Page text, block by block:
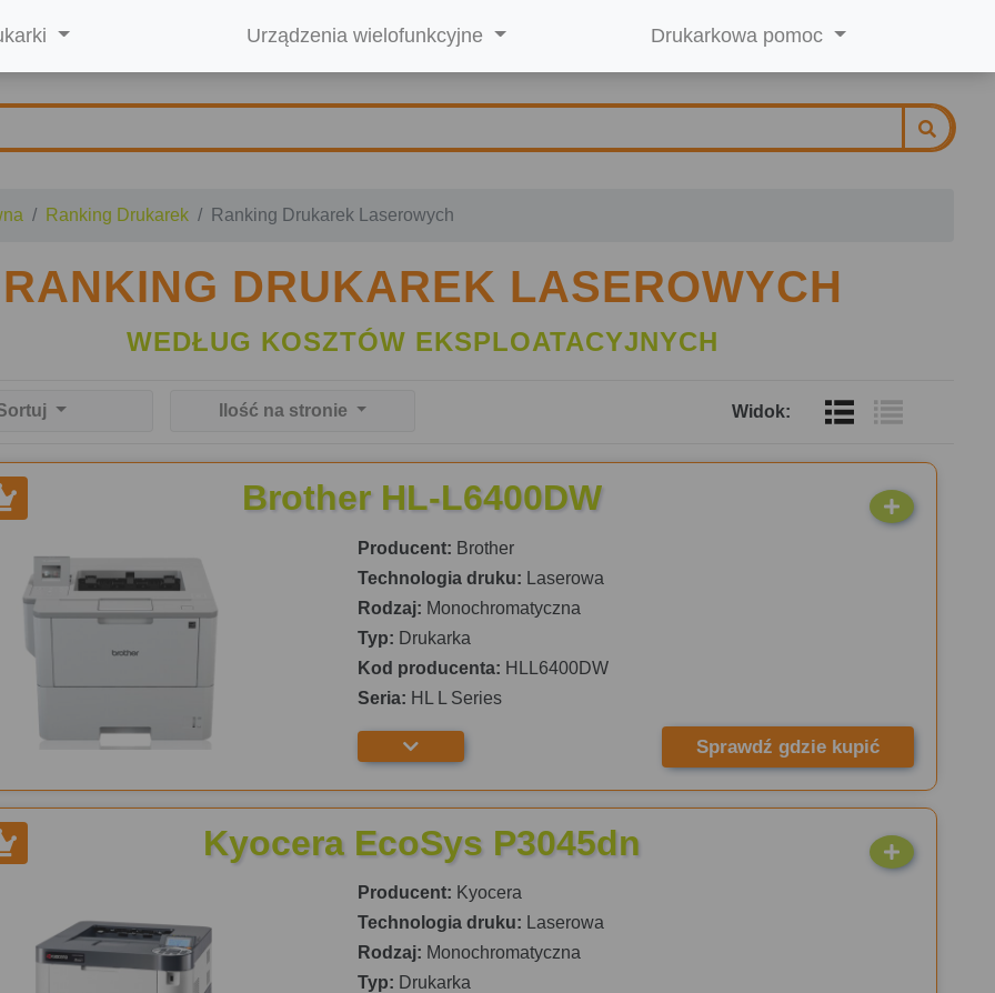
Urządzenia wielofunkcyjne Drukarkowa pomoc
Ranking Drukarek Ranking Drukarek Laserowych
RANKING DRUKAREK LASEROWYCH
WEDŁUG KOSZTÓW EKSPLOATACYJNYCH
Ilość na stronie Widok:
Brother HL-L6400DW
Producent: Brother
Technologia druku: Laserowa
Rodzaj: Monochromatyczna
Typ: Drukarka
Kod producenta: HLL6400DW
Seria: HL L Series
Sprawdź gdzie kupić
Kyocera EcoSys P3045dn
Producent: Kyocera
Technologia druku: Laserowa
Rodzaj: Monochromatyczna
Typ: Drukarka